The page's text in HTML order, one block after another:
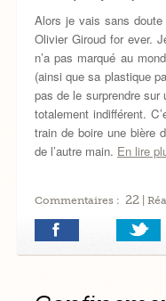
Alors je vais sans
Olivier Giroud for ever.
n’a pas marqué au
(ainsi que sa plastique
pas de le surprendre sur
totalement indifférent.
train de boire une bière
de l’autre main. En lire
Commentaires : 22|